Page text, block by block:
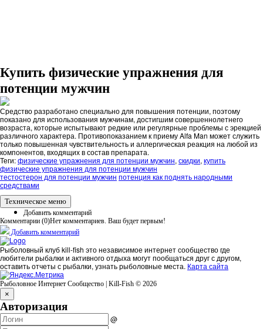
Купить физические упражнения для
потенции мужчин
Средство разработано специально для повышения потенции, поэтому
показано для использования мужчинам, достигшим совершеннолетнего
возраста, которые испытывают редкие или регулярные проблемы с эрекцией
различного характера. Противопоказанием к приему Alfa Man может служить
только повышенная чувствительность и аллергическая реакция на любой из
компонентов, входящих в состав препарата.
Теги:физические упражнения для потенции мужчин, скидки, купить
физические упражнения для потенции мужчин
тестостерон для потенции мужчин потенция как поднять народными
средствами
Техническое меню
Добавить комментарий
Комментарии (0)Нет комментариев. Ваш будет первым!
Добавить комментарий
Рыболовный клуб kill-fish это независимое интернет сообщество где
любители рыбалки и активного отдыха могут пообщаться друг с другом,
оставить отчеты с рыбалки, узнать рыболовные места. Карта сайта
Рыболовное Интернет Сообщество | Kill-Fish © 2026
×
Авторизация
@